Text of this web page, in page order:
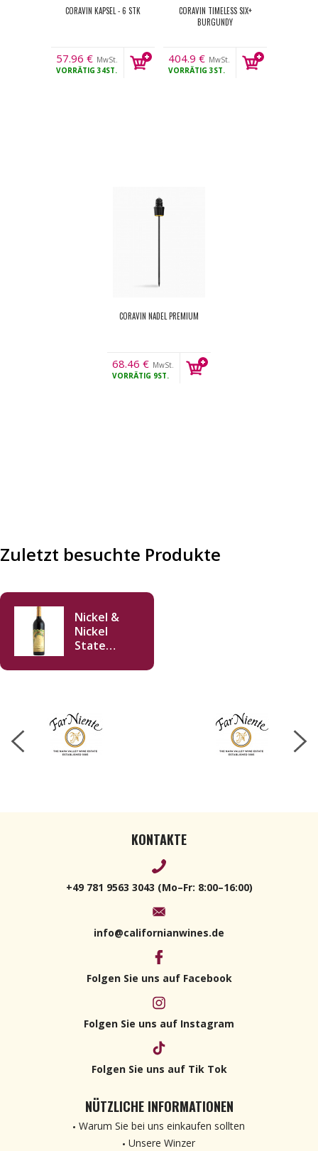
CORAVIN KAPSEL - 6 STK
57.96 € MwSt.
VORRÄTIG 34ST.
CORAVIN TIMELESS SIX+
BURGUNDY
404.9 € MwSt.
VORRÄTIG 3ST.
CORAVIN NADEL PREMIUM
68.46 € MwSt.
VORRÄTIG 9ST.
Zuletzt besuchte Produkte
Nickel &
Nickel
State
Cabernet
KONTAKTE
+49 781 9563 3043 (Mo–Fr: 8:00–16:00)
info@californianwines.de
Folgen Sie uns auf Facebook
Folgen Sie uns auf Instagram
Folgen Sie uns auf Tik Tok
NÜTZLICHE INFORMATIONEN
Warum Sie bei uns einkaufen sollten
Unsere Winzer